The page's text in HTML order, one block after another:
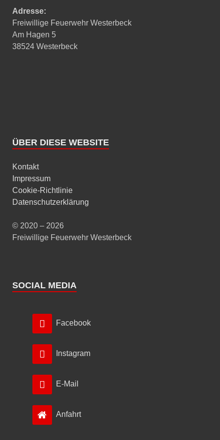
Adresse:
Freiwillige Feuerwehr Westerbeck
Am Hagen 5
38524 Westerbeck
ÜBER DIESE WEBSITE
Kontakt
Impressum
Cookie-Richtlinie
Datenschutzerklärung
© 2020 – 2026
Freiwillige Feuerwehr Westerbeck
SOCIAL MEDIA
Facebook
Instagram
E-Mail
Anfahrt